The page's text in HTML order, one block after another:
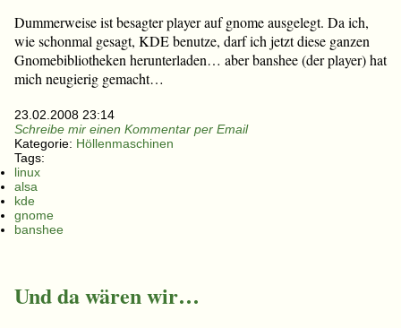
Dummerweise ist besagter player auf gnome ausgelegt. Da ich,
wie schonmal gesagt, KDE benutze, darf ich jetzt diese ganzen
Gnomebibliotheken herunterladen… aber banshee (der player) hat
mich neugierig gemacht…
23.02.2008 23:14
Schreibe mir einen Kommentar per Email
Kategorie: Höllenmaschinen
Tags:
linux
alsa
kde
gnome
banshee
Und da wären wir…